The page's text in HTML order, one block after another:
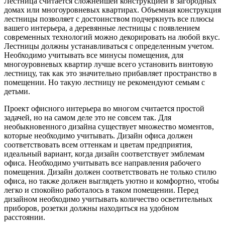
домах или многоуровневых квартирах. Объемная конструкция
лестницы позволяет с достоинством подчеркнуть все плюсы
вашего интерьера, а деревянные лестницы с появлением
современных технологий можно декорировать на любой вкус.
Лестницы должны устанавливаться с определенным учетом.
Необходимо учитывать все минусы помещения, для
многоуровневых квартир лучше всего установить винтовую
лестницу, так как это значительно прибавляет пространство в
помещении. Но такую лестницу не рекомендуют семьям с
детьми.
Проект офисного интерьера во многом считается простой
задачей, но на самом деле это не совсем так. Для
необыкновенного дизайна существует множество моментов,
которые необходимо учитывать. Дизайн офиса должен
соответствовать всем оттенкам и цветам предприятия,
идеальный вариант, когда дизайн соответствует эмблемам
офиса. Необходимо учитывать все направления рабочего
помещения. Дизайн должен соответствовать не только стилю
офиса, но также должен выглядеть уютно и комфортно, чтобы
легко и спокойно работалось в таком помещении. Перед
дизайном необходимо учитывать количество осветительных
приборов, розетки должны находиться на удобном
расстоянии.